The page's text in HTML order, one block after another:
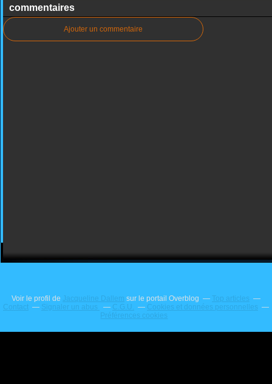
commentaires
Ajouter un commentaire
Voir le profil de Jacqueline Dallem sur le portail Overblog
Top articles
Contact
Signaler un abus C.G.U.
Cookies et données personnelles
Préférences cookies